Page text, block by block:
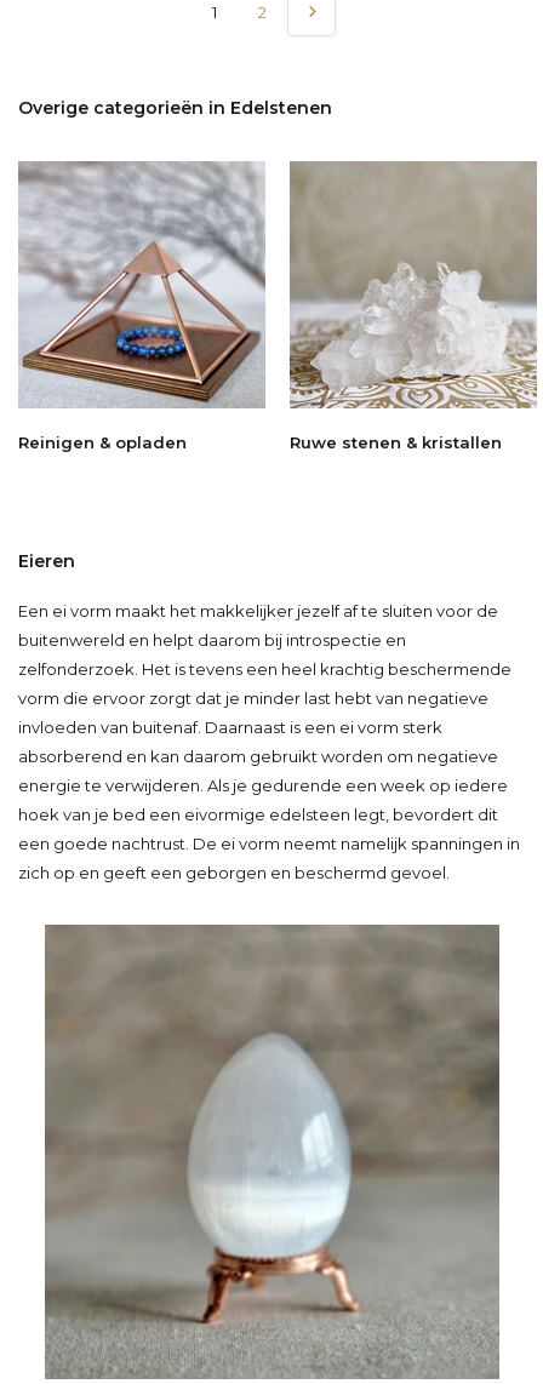
1 2
Overige categorieën in Edelstenen
Reinigen & opladen Ruwe stenen & kristallen
Eieren
Een ei vorm maakt het makkelijker jezelf af te sluiten voor de
buitenwereld en helpt daarom bij introspectie en
zelfonderzoek. Het is tevens een heel krachtig beschermende
vorm die ervoor zorgt dat je minder last hebt van negatieve
invloeden van buitenaf. Daarnaast is een ei vorm sterk
absorberend en kan daarom gebruikt worden om negatieve
energie te verwijderen. Als je gedurende een week op iedere
hoek van je bed een eivormige edelsteen legt, bevordert dit
een goede nachtrust. De ei vorm neemt namelijk spanningen in
zich op en geeft een geborgen en beschermd gevoel.